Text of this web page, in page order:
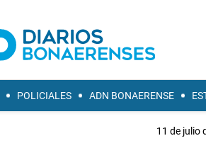
POLICIALES ADN BONAERENSE
11 de julio